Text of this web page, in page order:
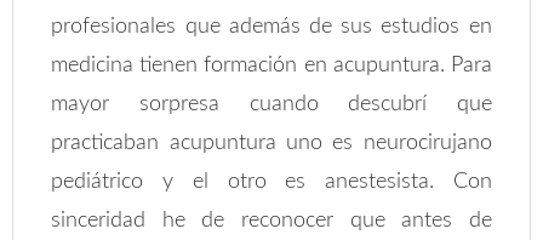
profesionales que además de sus estudios en
medicina tienen formación en acupuntura. Para
mayor sorpresa cuando descubrí que
practicaban acupuntura uno es neurocirujano
pediátrico y el otro es anestesista. Con
sinceridad he de reconocer que antes de